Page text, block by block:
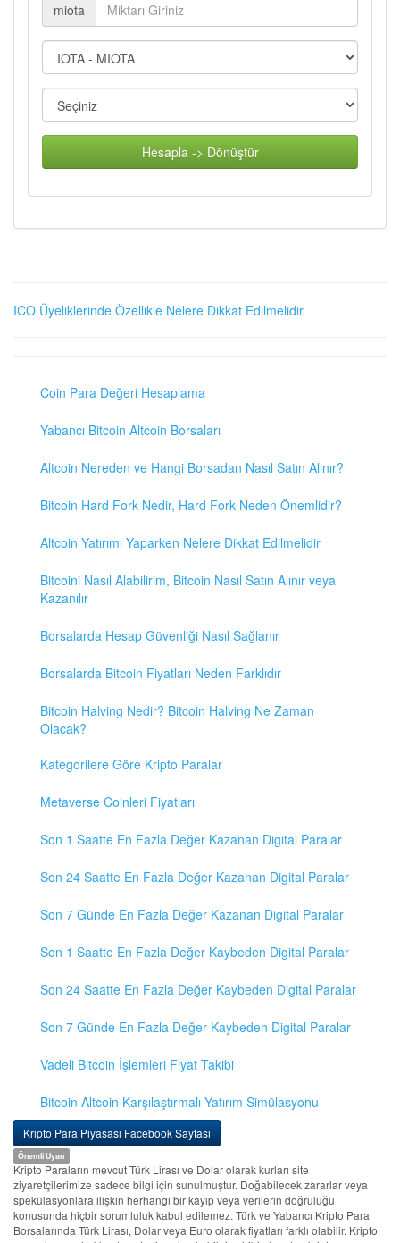
miota
Hesapla -> Dönüştür
ICO Üyeliklerinde Özellikle Nelere Dikkat Edilmelidir
Coin Para Değeri Hesaplama
Yabancı Bitcoin Altcoin Borsaları
Altcoin Nereden ve Hangi Borsadan Nasıl Satın Alınır?
Bitcoin Hard Fork Nedir, Hard Fork Neden Önemlidir?
Altcoin Yatırımı Yaparken Nelere Dikkat Edilmelidir
Bitcoini Nasıl Alabilirim, Bitcoin Nasıl Satın Alınır veya
Kazanılır
Borsalarda Hesap Güvenliği Nasıl Sağlanır
Borsalarda Bitcoin Fiyatları Neden Farklıdır
Bitcoin Halving Nedir? Bitcoin Halving Ne Zaman
Olacak?
Kategorilere Göre Kripto Paralar
Metaverse Coinleri Fiyatları
Son 1 Saatte En Fazla Değer Kazanan Digital Paralar
Son 24 Saatte En Fazla Değer Kazanan Digital Paralar
Son 7 Günde En Fazla Değer Kazanan Digital Paralar
Son 1 Saatte En Fazla Değer Kaybeden Digital Paralar
Son 24 Saatte En Fazla Değer Kaybeden Digital Paralar
Son 7 Günde En Fazla Değer Kaybeden Digital Paralar
Vadeli Bitcoin İşlemleri Fiyat Takibi
Bitcoin Altcoin Karşılaştırmalı Yatırım Simülasyonu
Kripto Para Piyasası Facebook Sayfası
Önemli Uyarı
Kripto Paraların mevcut Türk Lirası ve Dolar olarak kurları site
ziyaretçilerimize sadece bilgi için sunulmuştur. Doğabilecek zararlar veya
spekülasyonlara ilişkin herhangi bir kayıp veya verilerin doğruluğu
konusunda hiçbir sorumluluk kabul edilemez. Türk ve Yabancı Kripto Para
Borsalarında Türk Lirası, Dolar veya Euro olarak fiyatları farklı olabilir. Kripto